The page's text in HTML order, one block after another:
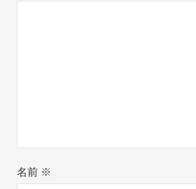
名前 ※